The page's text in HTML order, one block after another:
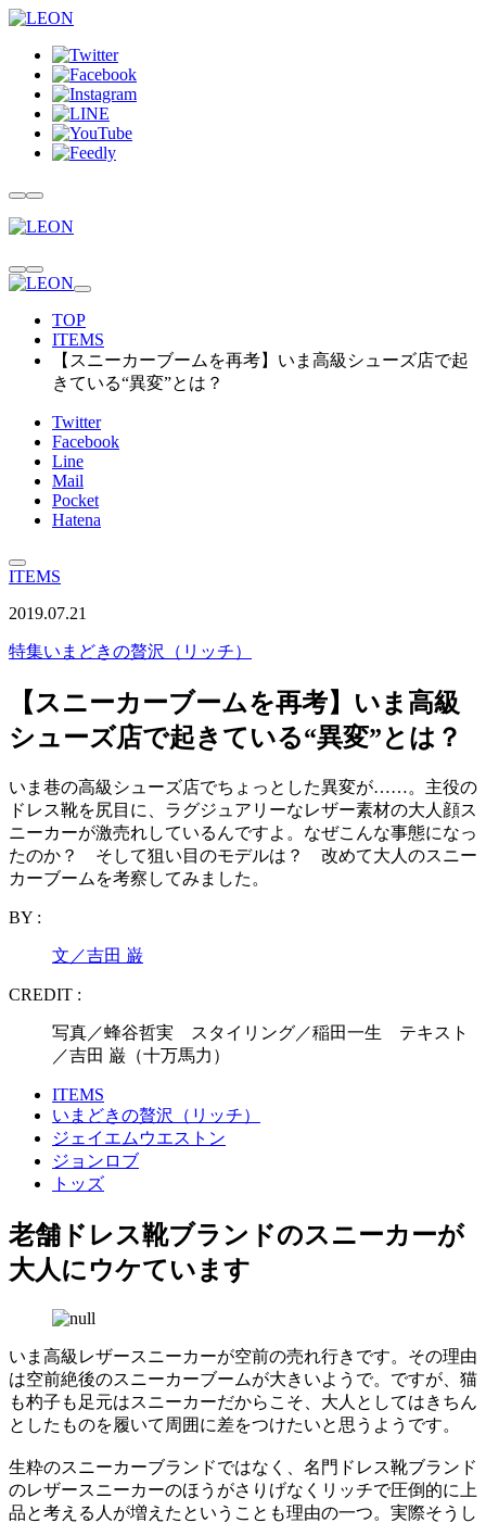
TOP
ITEMS
【スニーカーブームを再考】いま高級シューズ店で起
きている“異変”とは？
Twitter
Facebook
Line
Mail
Pocket
Hatena
ITEMS
2019.07.21
特集いまどきの贅沢（リッチ）
【スニーカーブームを再考】いま高級
シューズ店で起きている“異変”とは？
いま巷の高級シューズ店でちょっとした異変が……。主役の
ドレス靴を尻目に、ラグジュアリーなレザー素材の大人顔ス
ニーカーが激売れしているんですよ。なぜこんな事態になっ
たのか？ そして狙い目のモデルは？ 改めて大人のスニー
カーブームを考察してみました。
BY :
文／吉田 巌
CREDIT :
写真／蜂谷哲実 スタイリング／稲田一生 テキスト
／吉田 巌（十万馬力）
ITEMS
いまどきの贅沢（リッチ）
ジェイエムウエストン
ジョンロブ
トッズ
老舗ドレス靴ブランドのスニーカーが
大人にウケています
いま高級レザースニーカーが空前の売れ行きです。その理由
は空前絶後のスニーカーブームが大きいようで。ですが、猫
も杓子も足元はスニーカーだからこそ、大人としてはきちん
としたものを履いて周囲に差をつけたいと思うようです。
生粋のスニーカーブランドではなく、名門ドレス靴ブランド
のレザースニーカーのほうがさりげなくリッチで圧倒的に上
品と考える人が増えたということも理由の一つ。実際そうし